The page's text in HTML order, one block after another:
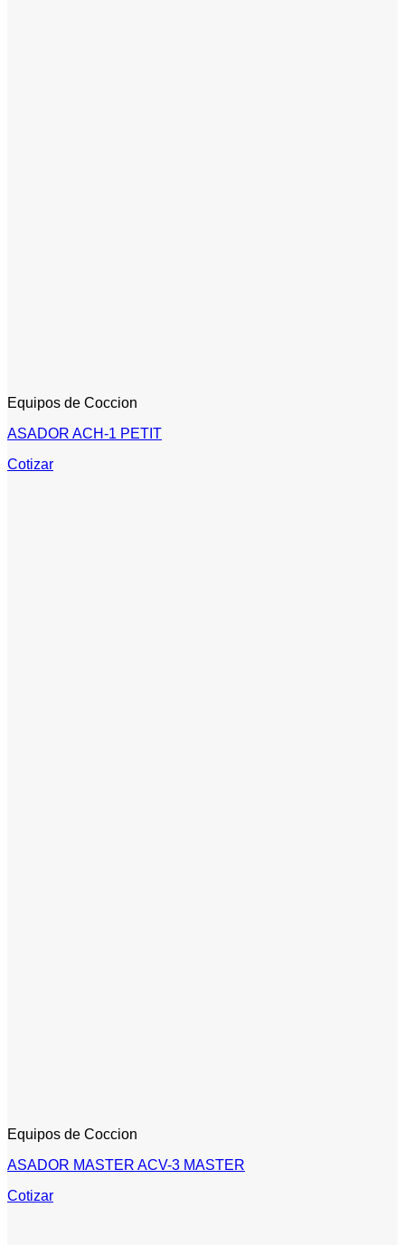
Equipos de Coccion
ASADOR ACH-1 PETIT
Cotizar
Equipos de Coccion
ASADOR MASTER ACV-3 MASTER
Cotizar